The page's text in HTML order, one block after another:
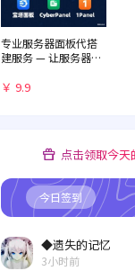
专业服务器面板代搭
建服务 — 让服务器管
￥ 9.9
点击领取今天
今日签到
◆遗失的记忆
3小时前